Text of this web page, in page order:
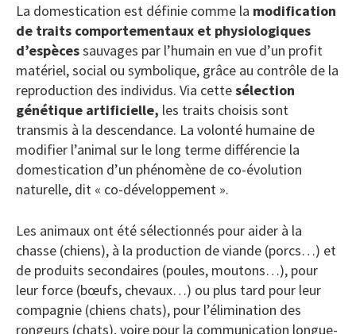
La domestication est définie comme la modification
de traits comportementaux et physiologiques
d’espècessauvages par l’humain en vue d’un profit
matériel, social ou symbolique, grâce au contrôle de la
reproduction des individus. Via cettesélection
génétique artificielle, les traits choisis sont
transmis à la descendance. La volonté humaine de
modifier l’animal sur le long terme différencie la
domestication d’un phénomène de co-évolution
naturelle, dit « co-développement ».
Les animaux ont été sélectionnés pour aider à la
chasse (chiens), à la production de viande (porcs…) et
de produits secondaires (poules, moutons…), pour
leur force (bœufs, chevaux…) ou plus tard pour leur
compagnie (chiens chats), pour l’élimination des
rongeurs (chats), voire pour la communication longue-